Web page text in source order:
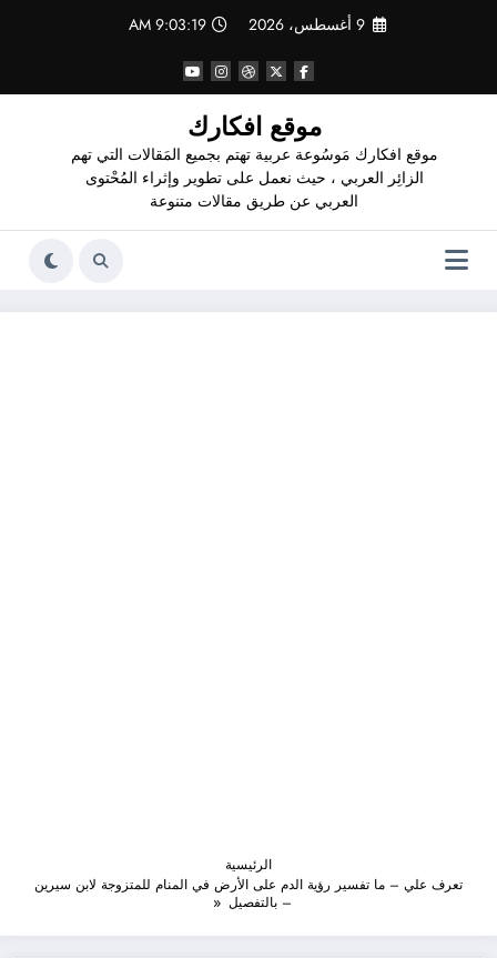
9 أغسطس، 2026 9:03:20 AM
موقع افكارك
موقع افكارك مَوسُوعة عربية تهتم بجميع المَقالات التي تهم
الزائِر العربي ، حيث نعمل على تطوير وإثراء المُحْتوى
العربي عن طريق مقالات متنوعة
الرئيسية
تعرف علي – ما تفسير رؤية الدم على الأرض في المنام للمتزوجة لابن سيرين
– بالتفصيل